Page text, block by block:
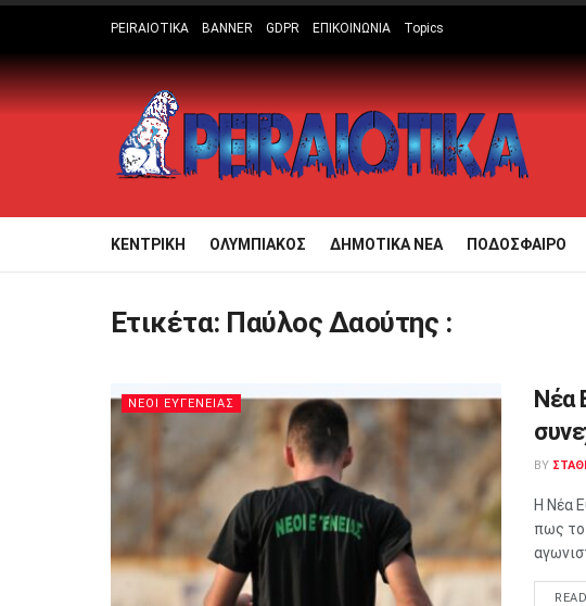
PEIRAIOTIKA BANNER GDPR ΕΠΙΚΟΙΝΩΝΙΑ Topics
ΚΕΝΤΡΙΚΗ ΟΛΥΜΠΙΑΚΟΣ ΔΗΜΟΤΙΚΑ ΝΕΑ ΠΟΔΟΣΦΑΙΡΟ
Ετικέτα: Παύλος Δαούτης :
ΝΕΟΙ ΕΥΓΕΝΕΙΑΣ
Νέα
BY
Η Νέα
πως το